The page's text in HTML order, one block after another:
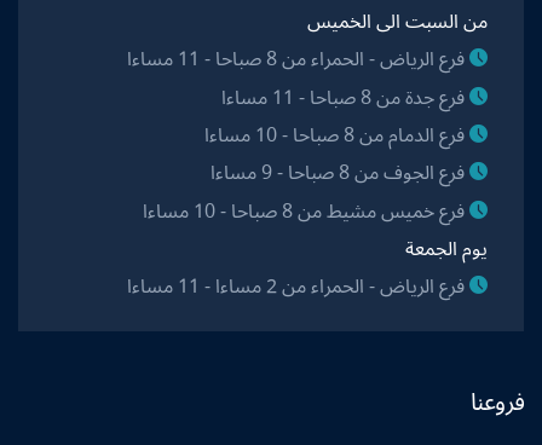
من السبت الى الخميس
فرع الرياض - الحمراء من 8 صباحا - 11 مساءا
فرع جدة من 8 صباحا - 11 مساءا
فرع الدمام من 8 صباحا - 10 مساءا
فرع الجوف من 8 صباحا - 9 مساءا
فرع خميس مشيط من 8 صباحا - 10 مساءا
يوم الجمعة
فرع الرياض - الحمراء من 2 مساءا - 11 مساءا
فروعنا